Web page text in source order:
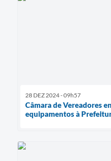
28 DEZ 2024 - 09h57
Câmara de Vereadores
equipamentos à